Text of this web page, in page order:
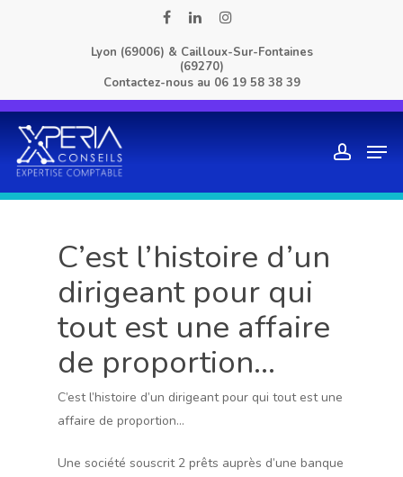
facebooklinkedininstagram
Lyon (69006) & Cailloux-Sur-Fontaines
(69270)
Contactez-nous au 06 19 58 38 39
C’est l’histoire d’un
dirigeant pour qui
tout est une affaire
de proportion…
C’est l’histoire d’un dirigeant pour qui tout est une
affaire de proportion…
Une société souscrit 2 prêts auprès d’une banque